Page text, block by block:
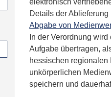
elektronisch
Details der
Abgabe von
In der Verordnung
Aufgabe übertragen,
hessischen
unkörperlichen
speichern und